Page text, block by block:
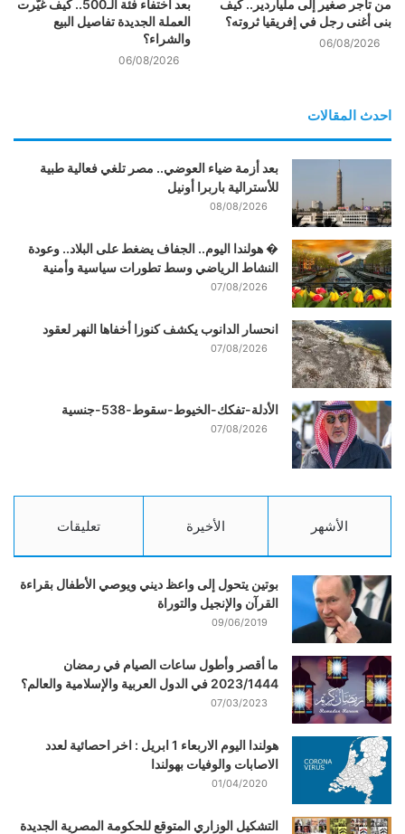
من تاجر صغير إلى ملياردير.. كيف
بنى أغنى رجل في إفريقيا ثروته؟
06/08/2026
بعد اختفاء فئة الـ500.. كيف غيّرت
العملة الجديدة تفاصيل البيع
والشراء؟
06/08/2026
احدث المقالات
بعد أزمة ضياء العوضي.. مصر تلغي فعالية طبية
للأسترالية باربرا أونيل
08/08/2026
� هولندا اليوم.. الجفاف يضغط على البلاد.. وعودة
النشاط الرياضي وسط تطورات سياسية وأمنية
07/08/2026
انحسار الدانوب يكشف كنوزا أخفاها النهر لعقود
07/08/2026
الأدلة-تفكك-الخيوط-سقوط-538-جنسية
07/08/2026
الأشهر الأخيرة تعليقات
بوتين يتحول إلى واعظ ديني ويوصي الأطفال بقراءة
القرآن والإنجيل والتوراة
09/06/2019
ما أقصر وأطول ساعات الصيام في رمضان
2023/1444 في الدول العربية والإسلامية والعالم؟
07/03/2023
هولندا اليوم الاربعاء 1 ابريل : اخر احصائية لعدد
الاصابات والوفيات بهولندا
01/04/2020
التشكيل الوزاري المتوقع للحكومة المصرية الجديدة